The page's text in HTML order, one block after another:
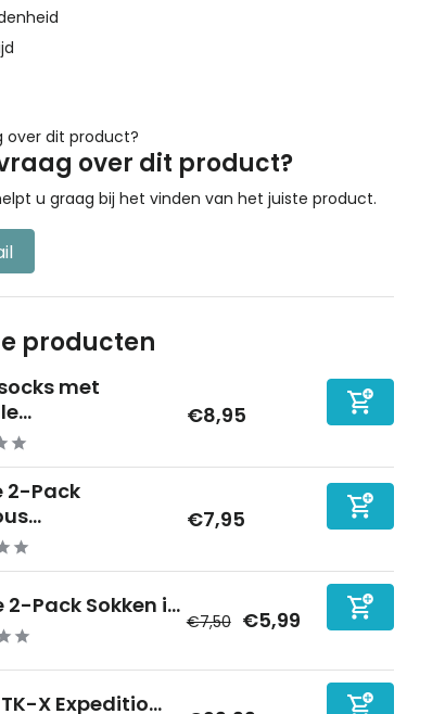
over dit product?
u graag bij het vinden van het juiste product.
producten
met
€8,95
2-Pack
€7,95
2-Pack Sokken i...
€7,50 €5,99
X Expeditio...